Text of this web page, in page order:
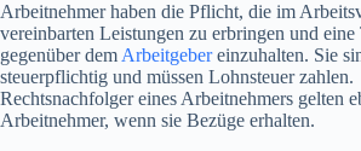
Arbeitnehmer haben die Pflicht, die im
vereinbarten Leistungen zu erbringen und
gegenüber dem Arbeitgebereinzuhalten. Sie
steuerpflichtig und müssen Lohnsteuer zahlen.
Rechtsnachfolger eines Arbeitnehmers gelten
Arbeitnehmer, wenn sie Bezüge erhalten.